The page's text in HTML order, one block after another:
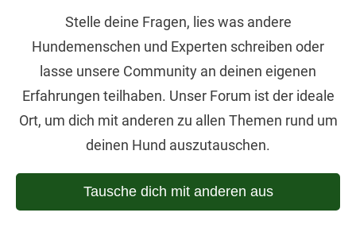
Stelle deine Fragen, lies was andere
Hundemenschen und Experten schreiben oder
lasse unsere Community an deinen eigenen
Erfahrungen teilhaben. Unser Forum ist der ideale
Ort, um dich mit anderen zu allen Themen rund um
deinen Hund auszutauschen.
Tausche dich mit anderen aus